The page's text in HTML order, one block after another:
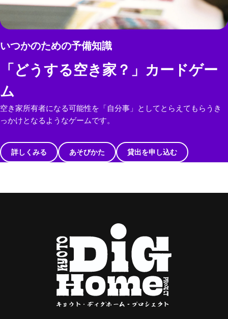
いつかのための予備知識
「どうする空き家？」カードゲー
ム
空き家所有者になる可能性を「自分事」としてとらえてもらうき
っかけとなるようなゲームです。
詳しくみる あそびかた 貸出を申し込む